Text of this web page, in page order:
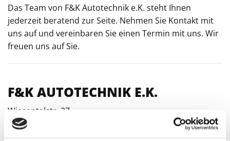
Das Team von F&K Autotechnik e.K. steht Ihnen
jederzeit beratend zur Seite. Nehmen Sie Kontakt mit
uns auf und vereinbaren Sie einen Termin mit uns. Wir
freuen uns auf Sie.
F&K AUTOTECHNIK E.K.
Wiesentalstr. 27
79115 Freiburg